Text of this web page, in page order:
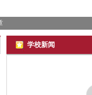
学校新闻